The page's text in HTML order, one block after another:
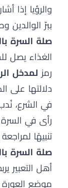
والرؤيا إذا
ببرّ الوالدين
صلة السرة
الغذاء يصل
رمزلمدخل
دلالتها على
في الشرع،
رأى في
تنبيهًا
صلة السرة
أهل التعبير
موضع العورة